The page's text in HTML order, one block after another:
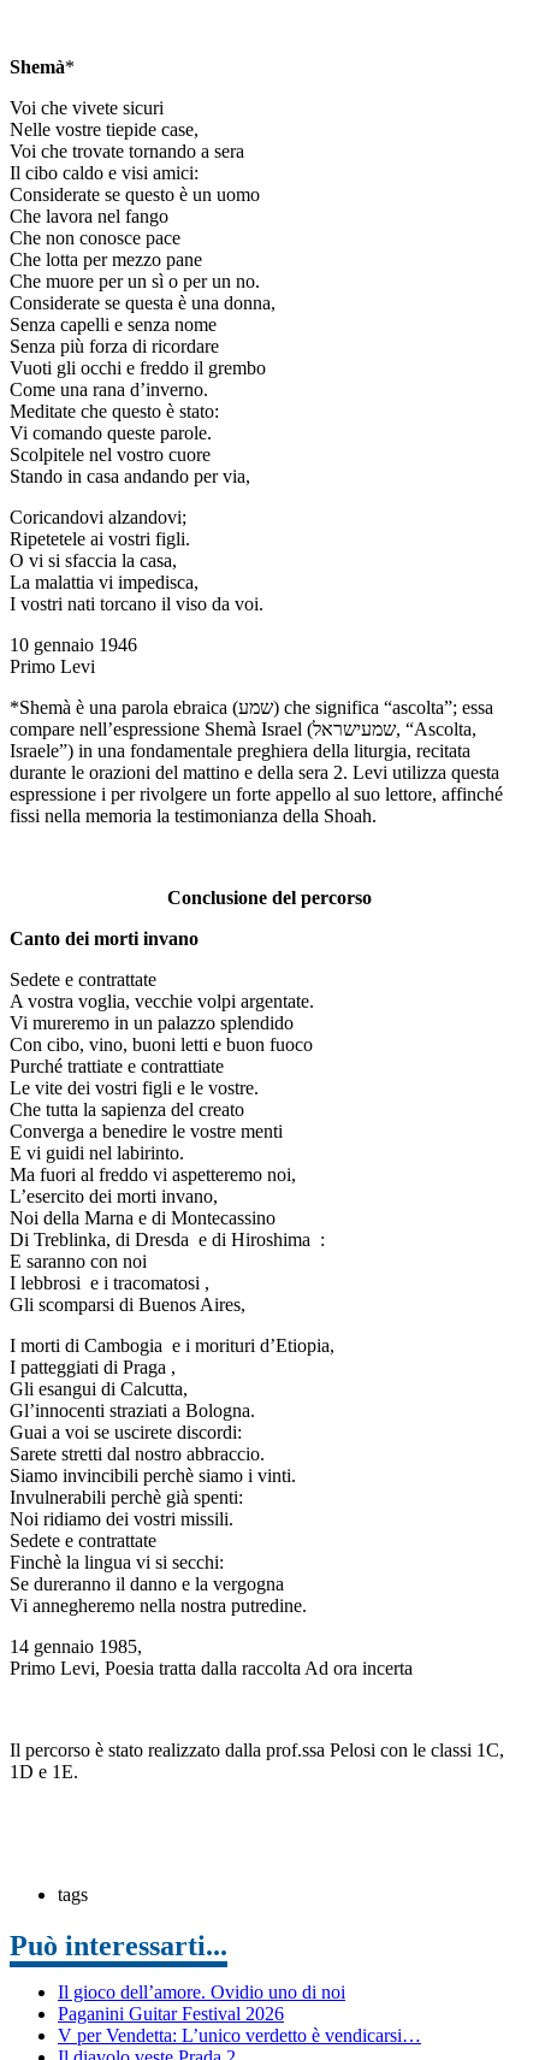
Shemà*
Voi che vivete sicuri
Nelle vostre tiepide case,
Voi che trovate tornando a sera
Il cibo caldo e visi amici:
Considerate se questo è un uomo
Che lavora nel fango
Che non conosce pace
Che lotta per mezzo pane
Che muore per un sì o per un no.
Considerate se questa è una donna,
Senza capelli e senza nome
Senza più forza di ricordare
Vuoti gli occhi e freddo il grembo
Come una rana d’inverno.
Meditate che questo è stato:
Vi comando queste parole.
Scolpitele nel vostro cuore
Stando in casa andando per via,
Coricandovi alzandovi;
Ripetetele ai vostri figli.
O vi si sfaccia la casa,
La malattia vi impedisca,
I vostri nati torcano il viso da voi.
10 gennaio 1946
Primo Levi
*Shemà è una parola ebraica (שמע) che significa “ascolta”; essa
compare nell’espressione Shemà Israel (שמעישראל, “Ascolta,
Israele”) in una fondamentale preghiera della liturgia, recitata
durante le orazioni del mattino e della sera 2. Levi utilizza questa
espressione i per rivolgere un forte appello al suo lettore, affinché
fissi nella memoria la testimonianza della Shoah.
Conclusione del percorso
Canto dei morti invano
Sedete e contrattate
A vostra voglia, vecchie volpi argentate.
Vi mureremo in un palazzo splendido
Con cibo, vino, buoni letti e buon fuoco
Purché trattiate e contrattiate
Le vite dei vostri figli e le vostre.
Che tutta la sapienza del creato
Converga a benedire le vostre menti
E vi guidi nel labirinto.
Ma fuori al freddo vi aspetteremo noi,
L’esercito dei morti invano,
Noi della Marna e di Montecassino
Di Treblinka, di Dresda e di Hiroshima :
E saranno con noi
I lebbrosi e i tracomatosi ,
Gli scomparsi di Buenos Aires,
I morti di Cambogia e i morituri d’Etiopia,
I patteggiati di Praga ,
Gli esangui di Calcutta,
Gl’innocenti straziati a Bologna.
Guai a voi se uscirete discordi:
Sarete stretti dal nostro abbraccio.
Siamo invincibili perchè siamo i vinti.
Invulnerabili perchè già spenti:
Noi ridiamo dei vostri missili.
Sedete e contrattate
Finchè la lingua vi si secchi:
Se dureranno il danno e la vergogna
Vi annegheremo nella nostra putredine.
14 gennaio 1985,
Primo Levi, Poesia tratta dalla raccolta Ad ora incerta
Il percorso è stato realizzato dalla prof.ssa Pelosi con le classi 1C,
1D e 1E.
tags
Può interessarti...
Il gioco dell’amore. Ovidio uno di noi
Paganini Guitar Festival 2026
V per Vendetta: L’unico verdetto è vendicarsi…